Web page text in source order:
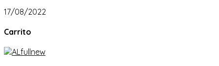
17/08/2022
Carrito